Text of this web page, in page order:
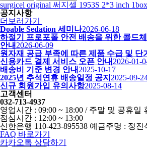
surgicel original 써지셀 1953S 2*3 inch
공지사항
더보러가기
Doable Sedation 세미나2026-06-18
하절기 프로포폴 안전 배송을 위한 콜드
안내 2026-06-09
원자재 공급 부족에 따른 제품 수급 및 단
신용카드 결제 서비스 오픈 안내 2026-01-
배송비 기준 변경 안내 2025-10-17
2025년 추석연휴 배송일정 공지 2025-09-
신규 회원가입 유의사항2025-08-14
고객센터
032-713-4937
영업시간 : 09:00 ~ 18:00 / 주말 및 공휴일
점심시간 : 12:00 ~ 13:00
신한은행 110-423-895538 예금주명 : 정
FAQ 바로가기
카카오톡 상담하기